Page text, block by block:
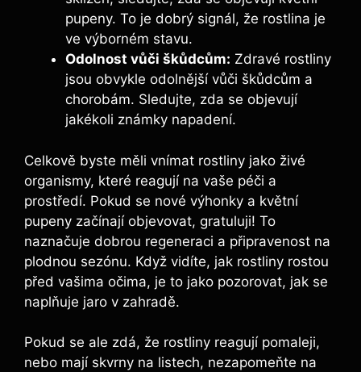
pupeny. To je dobrý signál, že rostlina je
ve výborném stavu.
Odolnost vůči škůdcům: Zdravé rostliny
jsou obvykle odolnější vůči škůdcům a
chorobám. Sledujte, zda se objevují
jakékoli známky napadení.
Celkově byste měli vnímat rostliny jako živé
organismy, které reagují na vaše péči a
prostředí. Pokud se nové výhonky a květní
pupeny začínají objevovat, gratuluji! To
naznačuje dobrou regeneraci a připravenost na
plodnou sezónu. Když vidíte, jak rostliny rostou
před vašima očima, je to jako pozorovat, jak se
naplňuje jaro v zahradě.
Pokud se ale zdá, že rostliny reagují pomaleji,
nebo mají skvrny na listech, nezapomeňte na